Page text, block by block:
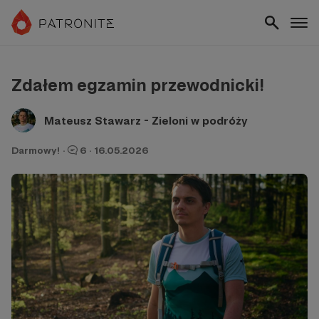
Zdałem egzamin przewodnicki!
Mateusz Stawarz - Zieloni w podróży
Darmowy! · 6 · 16.05.2026